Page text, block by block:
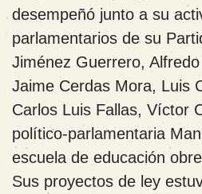
desempeñó junto a su
parlamentarios de su
Jiménez Guerrero,
Jaime Cerdas Mora, Luis
Carlos Luis Fallas, Víctor
político-parlamentaria
escuela de educación
Sus proyectos de ley